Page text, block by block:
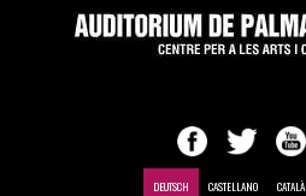
DEUTSCH CASTELLANO CATALÀ